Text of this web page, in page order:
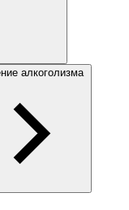
алкоголизма